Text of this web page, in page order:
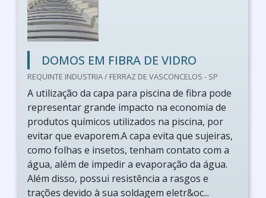
DOMOS EM FIBRA DE VIDRO
REQUINTE INDUSTRIA / FERRAZ DE VASCONCELOS - SP
A utilização da capa para piscina de fibra pode
representar grande impacto na economia de
produtos químicos utilizados na piscina, por
evitar que evaporem.A capa evita que sujeiras,
como folhas e insetos, tenham contato com a
água, além de impedir a evaporação da água.
Além disso, possui resistência a rasgos e
trações devido à sua soldagem eletr&oc...